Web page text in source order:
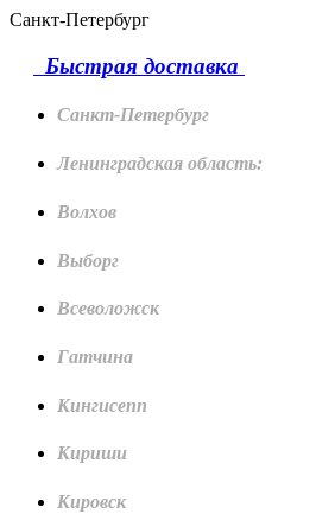
Санкт-Петербург
Быстрая доставка
Санкт-Петербург
Ленинградская область:
Волхов
Выборг
Всеволожск
Гатчина
Кингисепп
Кириши
Кировск